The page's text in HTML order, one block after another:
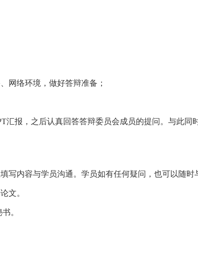
网络环境，做好答辩准备；
报，之后认真回答答辩委员会成员的提问。与此同
内容与学员沟通。学员如有任何疑问，也可以随时
文。
。